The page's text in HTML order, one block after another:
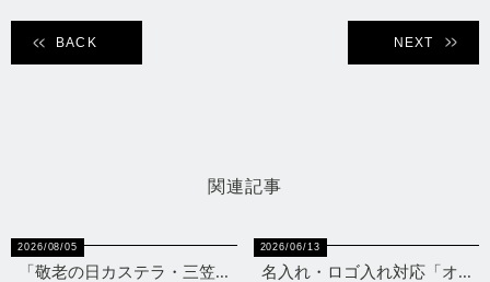
BACK NEXT
関連記事
2026/08/05
「敬老の日カステラ・三笠...
2026/06/13
名入れ・ロゴ入れ対応「オ...